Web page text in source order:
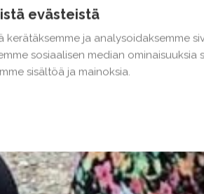
evästeistä
kerätäksemme ja analysoidaksemme
sosiaalisen median ominaisuuksia
sisältöä ja mainoksia.